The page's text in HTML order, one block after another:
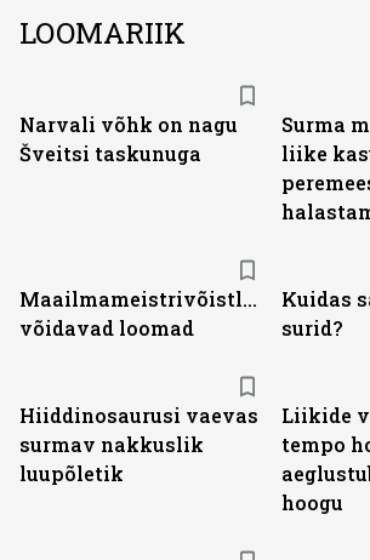
LOOMARIIK
Narvali võhk on nagu
Šveitsi taskunuga
Surma
liike
Maailmameistrivõistlustel
võidavad loomad
Kuidas
surid?
Hiiddinosaurusi vaevas
surmav nakkuslik
luupõletik
Liikide
tempo
hoogu